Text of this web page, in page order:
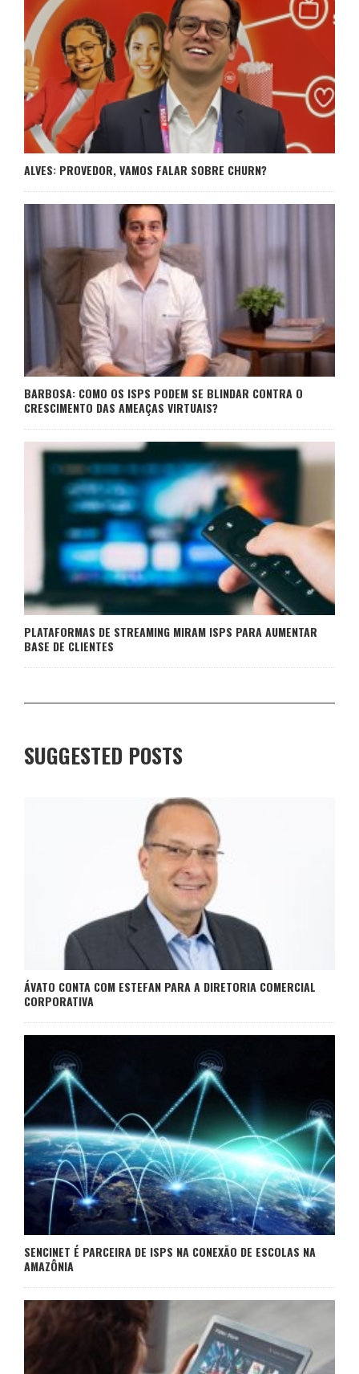
ALVES: PROVEDOR, VAMOS FALAR SOBRE CHURN?
BARBOSA: COMO OS ISPS PODEM SE BLINDAR CONTRA O
CRESCIMENTO DAS AMEAÇAS VIRTUAIS?
PLATAFORMAS DE STREAMING MIRAM ISPS PARA AUMENTAR
BASE DE CLIENTES
SUGGESTED POSTS
ÁVATO CONTA COM ESTEFAN PARA A DIRETORIA COMERCIAL
CORPORATIVA
SENCINET É PARCEIRA DE ISPS NA CONEXÃO DE ESCOLAS NA
AMAZÔNIA